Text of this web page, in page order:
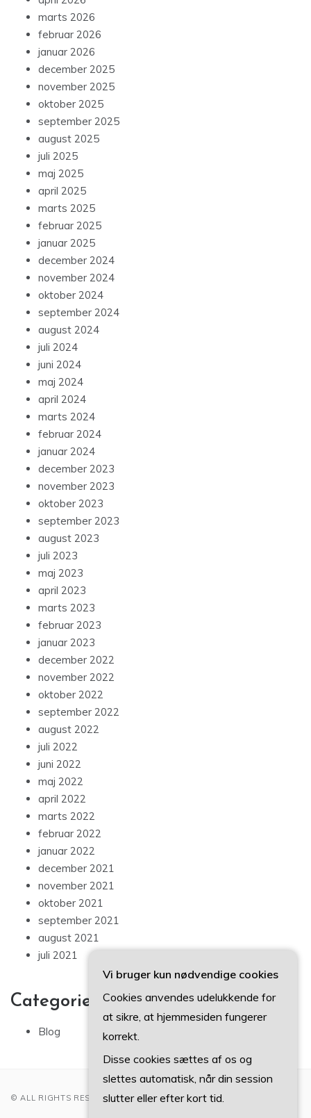
marts 2026
februar 2026
januar 2026
december 2025
november 2025
oktober 2025
september 2025
august 2025
juli 2025
maj 2025
april 2025
marts 2025
februar 2025
januar 2025
december 2024
november 2024
oktober 2024
september 2024
august 2024
juli 2024
juni 2024
maj 2024
april 2024
marts 2024
februar 2024
januar 2024
december 2023
november 2023
oktober 2023
september 2023
august 2023
juli 2023
maj 2023
april 2023
marts 2023
februar 2023
januar 2023
december 2022
november 2022
oktober 2022
september 2022
august 2022
juli 2022
juni 2022
maj 2022
april 2022
marts 2022
februar 2022
januar 2022
december 2021
november 2021
oktober 2021
september 2021
august 2021
juli 2021
Categories
Blog
© ALL RIGHTS RESERVED 2022
Vi bruger kun nødvendige cookies
Cookies anvendes udelukkende for
at sikre, at hjemmesiden fungerer
korrekt.
Disse cookies sættes af os og
slettes automatisk, når din session
slutter eller efter kort tid.